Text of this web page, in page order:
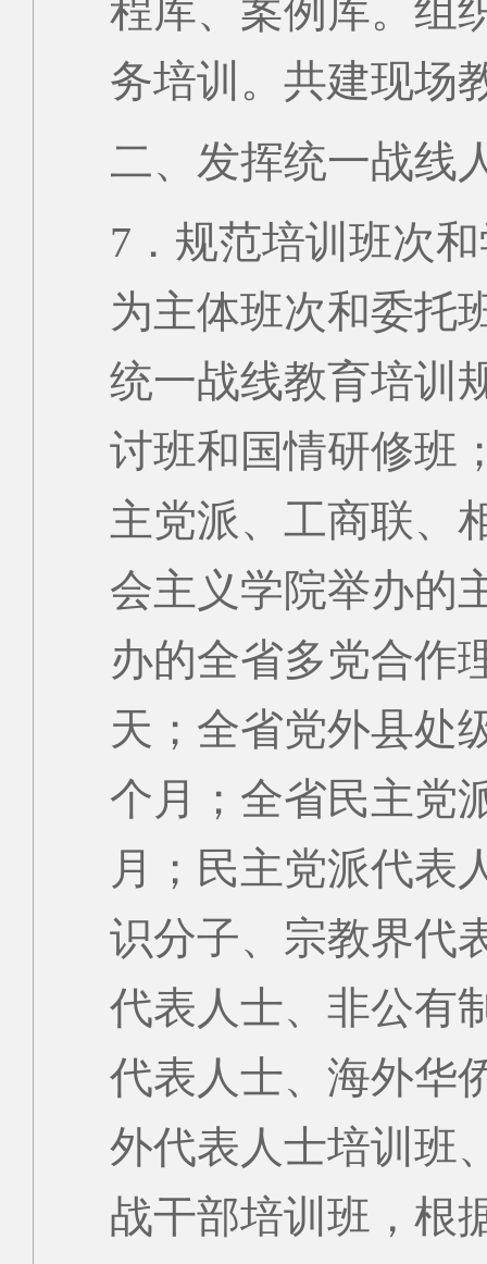
程库、案例库。组
务培训。共建现场
二、发挥统一战线
7．规范培训班次
为主体班次和委托
统一战线教育培训
讨班和国情研修班
主党派、工商联、
会主义学院举办的
办的全省多党合作
天；全省党外县处
个月；全省民主党
月；民主党派代表
识分子、宗教界代
代表人士、非公有
代表人士、海外华
外代表人士培训班
战干部培训班，根